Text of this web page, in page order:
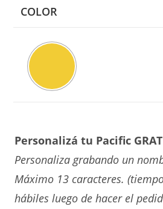
COLOR
Personalizá tu Pacific
Personaliza grabando un
Máximo 13 caracteres.
hábiles luego de hacer el